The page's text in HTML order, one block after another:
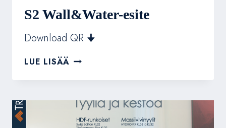
S2 Wall&Water-esite
Download QR 🠋
LUE LISÄÄ S2
ESITE